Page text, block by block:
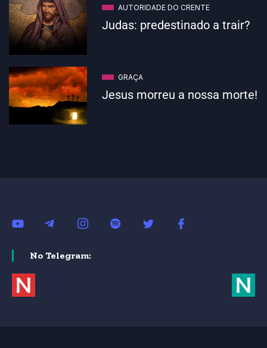
AUTORIDADE DO CRENTE
Judas: predestinado a trair?
GRAÇA
Jesus morreu a nossa morte!
No Telegram: